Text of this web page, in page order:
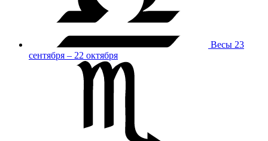
Весы 23
сентября – 22 октября